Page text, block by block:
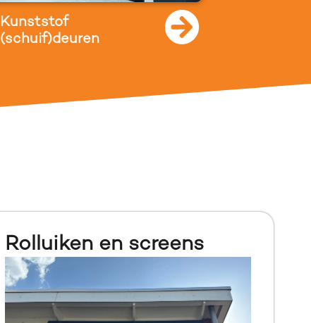
Kunststof
(schuif)deuren
Rolluiken en screens